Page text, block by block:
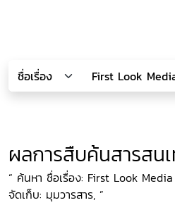
ผลการสืบค้นสารสน
“ ค้นหา ชื่อเรื่อง: First Look
จัดเก็บ: มุมวารสาร, ”